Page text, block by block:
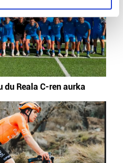
(fingerprinting)
your personal data is processed
in thedetails section.
datu pertsonalak
IP zenbakia, besteak beste,
iragarkiak eta edukia
informazioa biltzeko eta
datuak nork eta zertarako
baimenik eskatzen, eta beren
babesten dira. Ikusi gure
du Reala C-ren aurka